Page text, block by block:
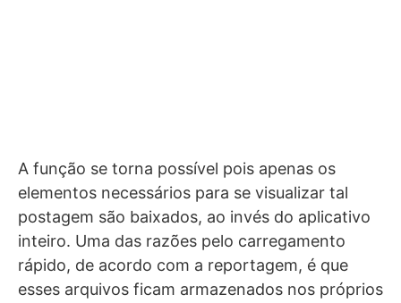
A função se torna possível pois apenas os
elementos necessários para se visualizar tal
postagem são baixados, ao invés do aplicativo
inteiro. Uma das razões pelo carregamento
rápido, de acordo com a reportagem, é que
esses arquivos ficam armazenados nos próprios